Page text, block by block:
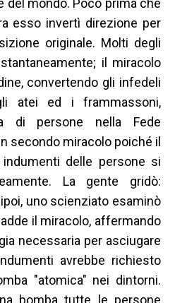
del mondo. Poco prima che
esso invertì direzione per
originale. Molti degli
il miracolo
convertendo gli infedeli
atei ed i frammassoni,
di persone nella Fede
secondo miracolo poiché il
delle persone si
La gente gridò:
uno scienziato esaminò
il miracolo, affermando
necessaria per asciugare
avrebbe richiesto
"atomica" nei dintorni.
bomba tutte le persone